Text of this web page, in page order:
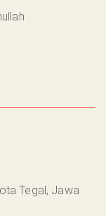
Tegal, Jawa